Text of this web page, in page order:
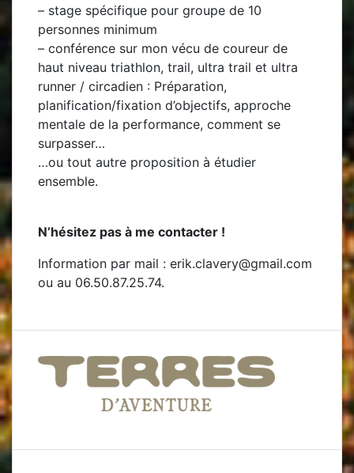
– stage spécifique pour groupe de 10
personnes minimum
– conférence sur mon vécu de coureur de
haut niveau triathlon, trail, ultra trail et ultra
runner / circadien : Préparation,
planification/fixation d’objectifs, approche
mentale de la performance, comment se
surpasser…
…ou tout autre proposition à étudier
ensemble.
N’hésitez pas à me contacter !
Information par mail : erik.clavery@gmail.com
ou au 06.50.87.25.74.